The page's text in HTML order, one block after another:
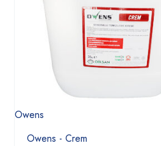
Owens
Owens - Crem